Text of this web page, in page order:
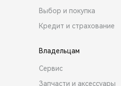
Выбор и покупка
Кредит и страхование
Владельцам
Сервис
Запчасти и аксессуары